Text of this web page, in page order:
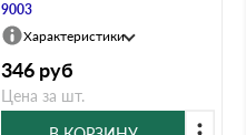
9003
Характеристики
346 руб
Цена за шт.